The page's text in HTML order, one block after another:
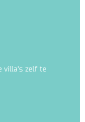
villa's zelf te